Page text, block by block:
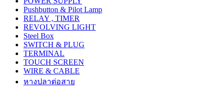
Pushbutton & Pilot Lamp
RELAY , TIMER
REVOLVING LIGHT
Steel Box
SWITCH & PLUG
TERMINAL
TOUCH SCREEN
WIRE & CABLE
หางปลาต่อสาย